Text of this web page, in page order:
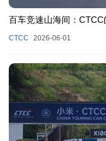
百车竞速山海间：
CTCC 2026-06-01